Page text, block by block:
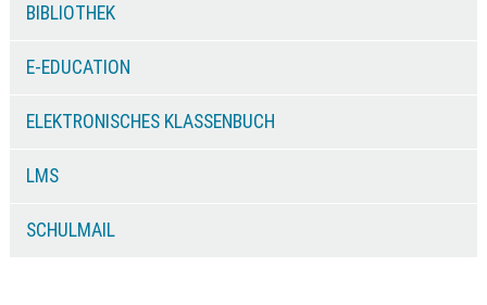
BIBLIOTHEK
E-EDUCATION
ELEKTRONISCHES KLASSENBUCH
LMS
SCHULMAIL